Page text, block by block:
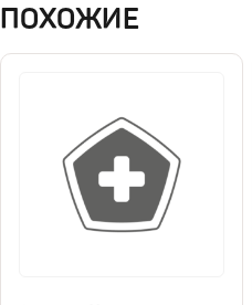
ПОХОЖИЕ